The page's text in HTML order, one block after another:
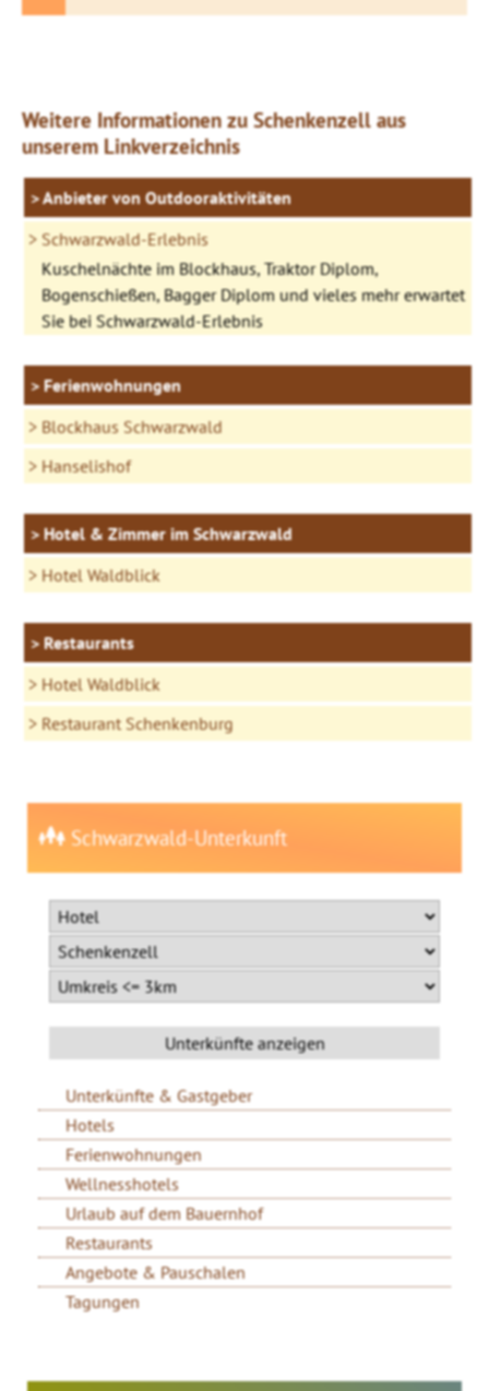
Weitere Informationen zu Schenkenzell aus
unserem Linkverzeichnis
Anbieter von Outdooraktivitäten
Schwarzwald-Erlebnis
Kuschelnächte im Blockhaus, Traktor Diplom,
Bogenschießen, Bagger Diplom und vieles mehr erwartet
Sie bei Schwarzwald-Erlebnis
Ferienwohnungen
Blockhaus Schwarzwald
Hanselishof
Hotel & Zimmer im Schwarzwald
Hotel Waldblick
Restaurants
Hotel Waldblick
Restaurant Schenkenburg
Schwarzwald-Unterkunft
Unterkünfte & Gastgeber
Hotels
Ferienwohnungen
Wellnesshotels
Urlaub auf dem Bauernhof
Restaurants
Angebote & Pauschalen
Tagungen